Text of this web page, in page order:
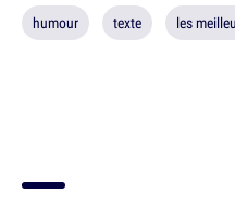
humour texte les